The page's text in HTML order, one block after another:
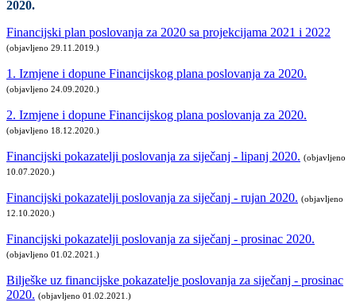
2020.
Financijski plan poslovanja za 2020 sa projekcijama 2021 i 2022
(objavljeno 29.11.2019.)
1. Izmjene i dopune Financijskog plana poslovanja za 2020.
(objavljeno 24.09.2020.)
2. Izmjene i dopune Financijskog plana poslovanja za 2020.
(objavljeno 18.12.2020.)
Financijski pokazatelji poslovanja za siječanj - lipanj 2020. (objavljeno
10.07.2020.)
Financijski pokazatelji poslovanja za siječanj - rujan 2020. (objavljeno
12.10.2020.)
Financijski pokazatelji poslovanja za siječanj - prosinac 2020.
(objavljeno 01.02.2021.)
Bilješke uz financijske pokazatelje poslovanja za siječanj - prosinac
2020. (objavljeno 01.02.2021.)